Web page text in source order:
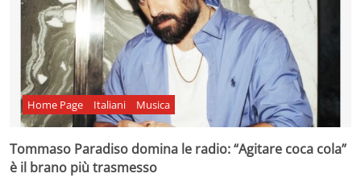
Home Page Italiani Musica
Tommaso Paradiso domina le radio: “Agitare coca cola”
è il brano più trasmesso